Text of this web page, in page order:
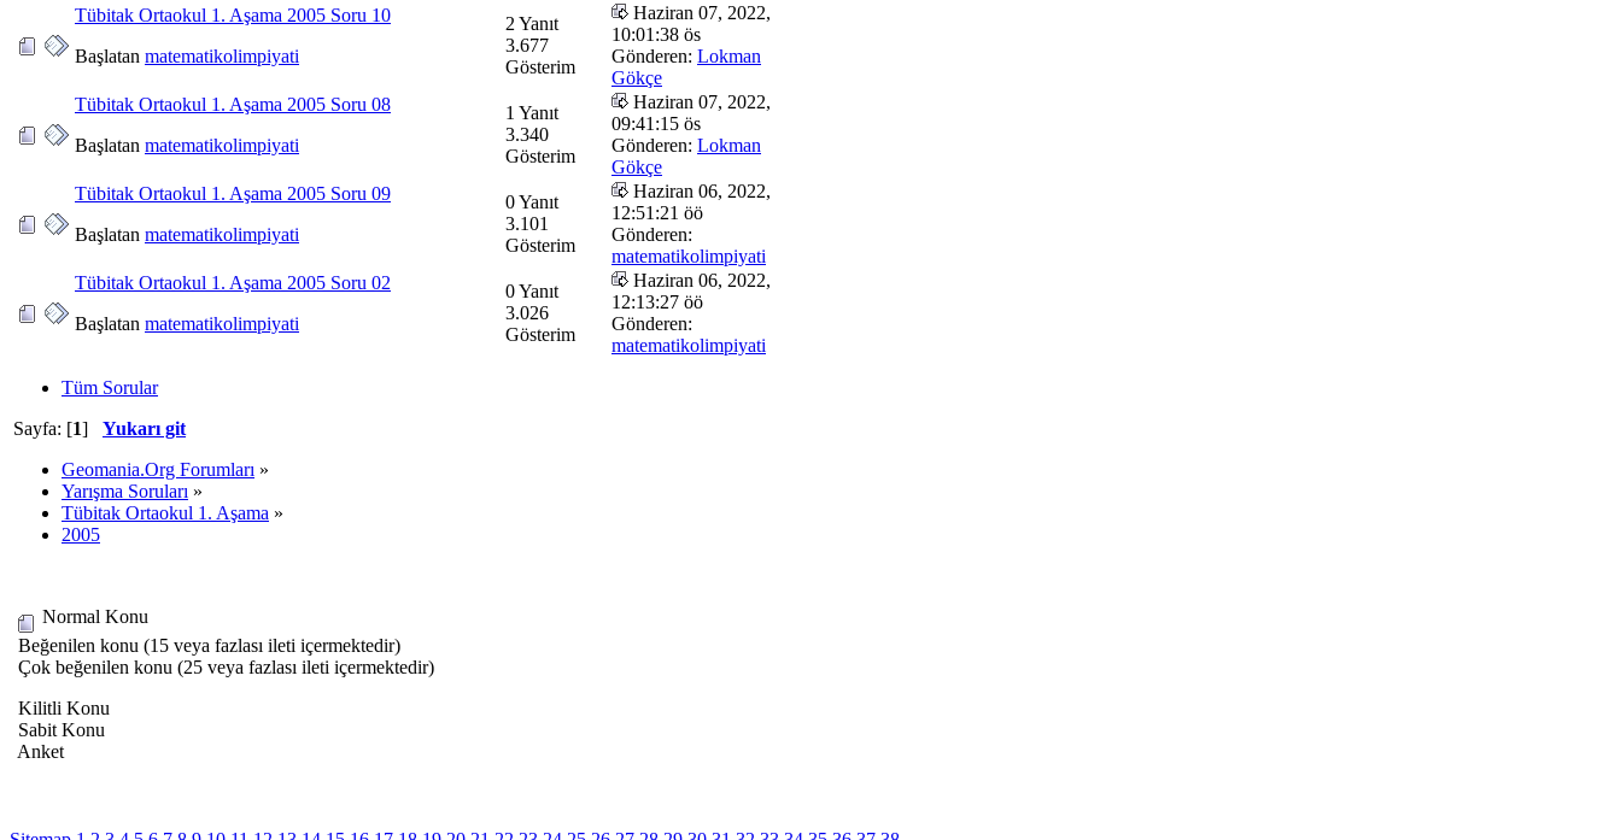
Tübitak Ortaokul 1. Aşama 2005 Soru 10
Başlatan matematikolimpiyati
2 Yanıt
3.677
Gösterim
Haziran 07, 2022,
10:01:38 ös
Gönderen: Lokman
Gökçe
Tübitak Ortaokul 1. Aşama 2005 Soru 08
Başlatan matematikolimpiyati
1 Yanıt
3.340
Gösterim
Haziran 07, 2022,
09:41:15 ös
Gönderen: Lokman
Gökçe
Tübitak Ortaokul 1. Aşama 2005 Soru 09
Başlatan matematikolimpiyati
0 Yanıt
3.101
Gösterim
Haziran 06, 2022,
12:51:21 öö
Gönderen:
matematikolimpiyati
Tübitak Ortaokul 1. Aşama 2005 Soru 02
Başlatan matematikolimpiyati
0 Yanıt
3.026
Gösterim
Haziran 06, 2022,
12:13:27 öö
Gönderen:
matematikolimpiyati
Tüm Sorular
Sayfa: [1] Yukarı git
Geomania.Org Forumları »
Yarışma Soruları »
Tübitak Ortaokul 1. Aşama »
2005
Normal Konu
Beğenilen konu (15 veya fazlası ileti içermektedir)
Çok beğenilen konu (25 veya fazlası ileti içermektedir)
Kilitli Konu
Sabit Konu
Anket